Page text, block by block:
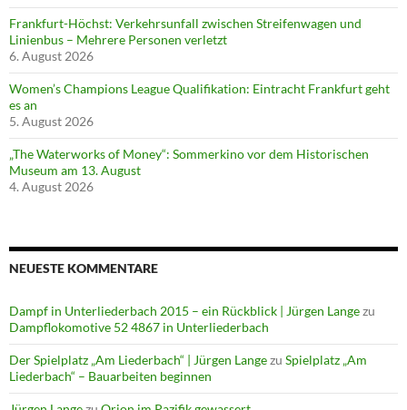
Frankfurt-Höchst: Verkehrsunfall zwischen Streifenwagen und
Linienbus – Mehrere Personen verletzt
6. August 2026
Women’s Champions League Qualifikation: Eintracht Frankfurt geht
es an
5. August 2026
„The Waterworks of Money“: Sommerkino vor dem Historischen
Museum am 13. August
4. August 2026
NEUESTE KOMMENTARE
Dampf in Unterliederbach 2015 – ein Rückblick | Jürgen Langezu
Dampflokomotive 52 4867 in Unterliederbach
Der Spielplatz „Am Liederbach“ | Jürgen Langezu Spielplatz „Am
Liederbach“ – Bauarbeiten beginnen